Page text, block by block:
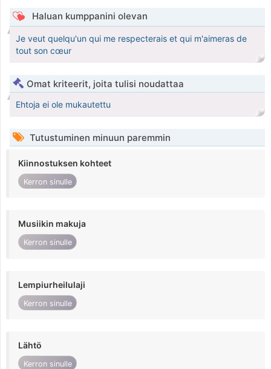
Haluan kumppanini olevan
Je veut quelqu'un qui me respecterais et qui m'aimeras de
tout son cœur
Omat kriteerit, joita tulisi noudattaa
Ehtoja ei ole mukautettu
Tutustuminen minuun paremmin
Kiinnostuksen kohteet
Kerron sinulle
Musiikin makuja
Kerron sinulle
Lempiurheilulaji
Kerron sinulle
Lähtö
Kerron sinulle